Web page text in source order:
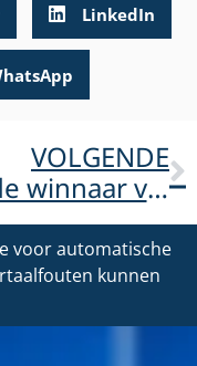
LinkedIn
VOLGENDE
En de winnaar van het Ryan Searle pakket is… Dorien!
voor automatische
kunnen